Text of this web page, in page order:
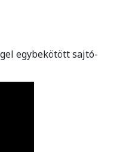
egybekötött sajtó-